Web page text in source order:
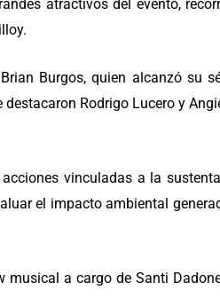
atractivos del evento,
Burgos, quien alcanzó su
Rodrigo Lucero y
vinculadas a la
el impacto ambiental
a cargo de Santi